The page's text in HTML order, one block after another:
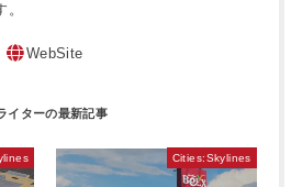
WebSite
Cities:Skylines